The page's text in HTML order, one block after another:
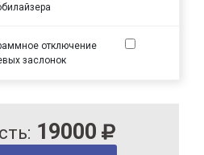
отключение
заслонок
19000